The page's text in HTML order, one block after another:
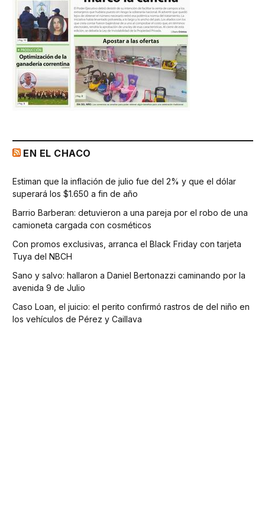
EN EL CHACO
Estiman que la inflación de julio fue del 2% y que el dólar
superará los $1.650 a fin de año
Barrio Barberan: detuvieron a una pareja por el robo de una
camioneta cargada con cosméticos
Con promos exclusivas, arranca el Black Friday con tarjeta
Tuya del NBCH
Sano y salvo: hallaron a Daniel Bertonazzi caminando por la
avenida 9 de Julio
Caso Loan, el juicio: el perito confirmó rastros de del niño en
los vehículos de Pérez y Caillava